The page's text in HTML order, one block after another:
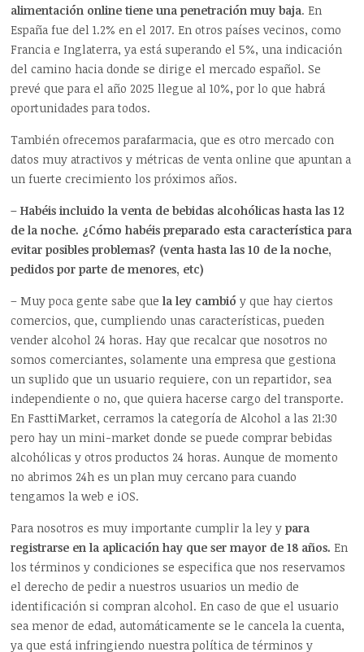
alimentación online tiene una penetración muy baja. En
España fue del 1.2% en el 2017. En otros países vecinos, como
Francia e Inglaterra, ya está superando el 5%, una indicación
del camino hacia donde se dirige el mercado español. Se
prevé que para el año 2025 llegue al 10%, por lo que habrá
oportunidades para todos.
También ofrecemos parafarmacia, que es otro mercado con
datos muy atractivos y métricas de venta online que apuntan a
un fuerte crecimiento los próximos años.
– Habéis incluido la venta de bebidas alcohólicas hasta las 12
de la noche. ¿Cómo habéis preparado esta característica para
evitar posibles problemas? (venta hasta las 10 de la noche,
pedidos por parte de menores, etc)
– Muy poca gente sabe quela ley cambió y que hay ciertos
comercios, que, cumpliendo unas características, pueden
vender alcohol 24 horas. Hay que recalcar que nosotros no
somos comerciantes, solamente una empresa que gestiona
un suplido que un usuario requiere, con un repartidor, sea
independiente o no, que quiera hacerse cargo del transporte.
En FasttiMarket, cerramos la categoría de Alcohol a las 21:30
pero hay un mini-market donde se puede comprar bebidas
alcohólicas y otros productos 24 horas. Aunque de momento
no abrimos 24h es un plan muy cercano para cuando
tengamos la web e iOS.
Para nosotros es muy importante cumplir la ley ypara
registrarse en la aplicación hay que ser mayor de 18 años. En
los términos y condiciones se especifica que nos reservamos
el derecho de pedir a nuestros usuarios un medio de
identificación si compran alcohol. En caso de que el usuario
sea menor de edad, automáticamente se le cancela la cuenta,
ya que está infringiendo nuestra política de términos y